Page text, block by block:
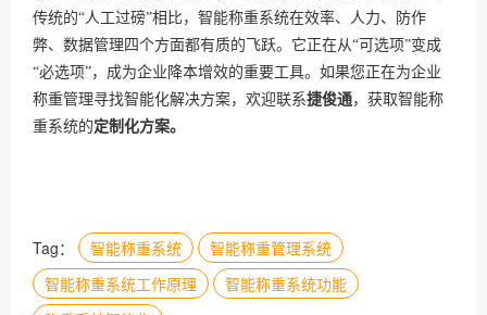
传统的“人工过磅”相比，智能称重系统在效率、人力、防作
弊、数据管理四个方面都有质的飞跃。它正在从“可选项”变成
“必选项”，成为企业降本增效的重要工具。如果您正在为企业
称重管理寻找智能化解决方案，欢迎联系捷俊通，获取智能称
重系统的定制化方案。
Tag： 智能称重系统
智能称重管理系统
智能称重系统工作原理
智能称重系统功能